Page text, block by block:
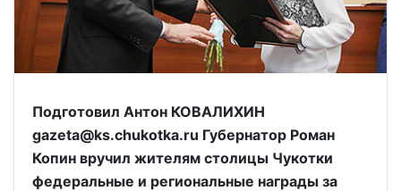
Подготовил Антон КОВАЛИХИН
gazeta@ks.chukotka.ru Губернатор Роман
Копин вручил жителям столицы Чукотки
федеральные и региональные награды за